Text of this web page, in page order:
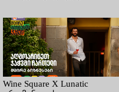
Wine Square X Lunatic